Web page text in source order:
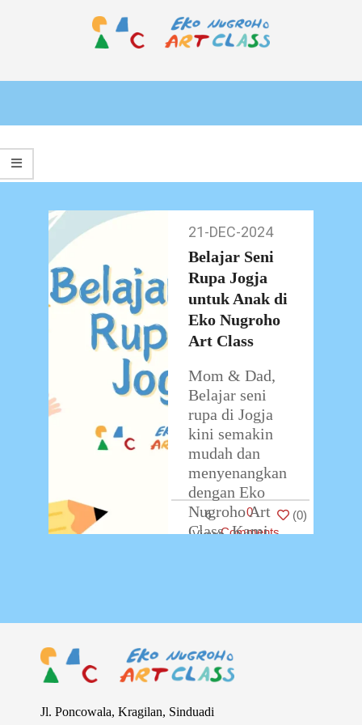
ART
CLASS
Primary
Menu
Dec-
2024
21-DEC-2024
Belajar Seni
Rupa Jogja
untuk Anak di
Eko Nugroho
Art Class
Mom & Dad,
Belajar seni
rupa di Jogja
kini semakin
mudah dan
menyenangkan
dengan Eko
Nugroho Art
Class. Kami
khusus
…
6
0
Comments
(0)
Jl. Poncowala, Kragilan, Sinduadi